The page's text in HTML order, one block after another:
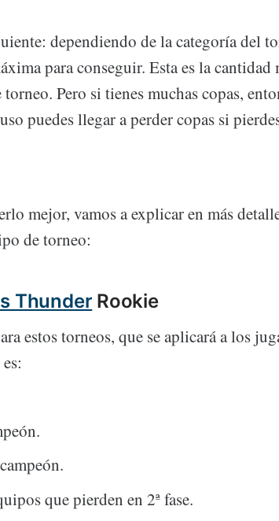
dependiendo de la categoría del
para conseguir. Esta es la cantidad
Pero si tienes muchas copas,
puedes llegar a perder copas si
mejor, vamos a explicar en más
de torneo:
Thunder Rookie
estos torneos, que se aplicará a los
que pierden en 2ª fase.